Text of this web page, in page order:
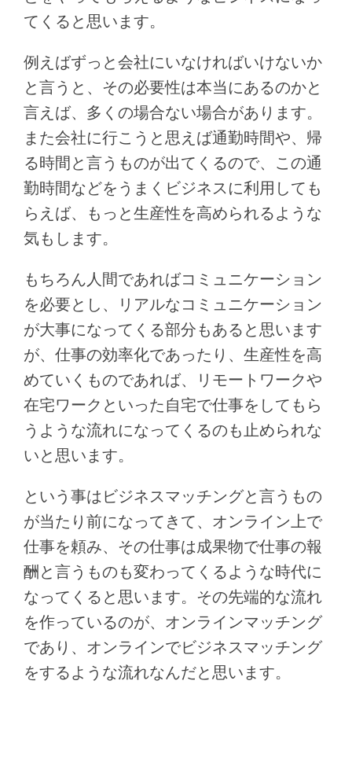
てくると思います。
例えばずっと会社にいなければいけないか
と言うと、その必要性は本当にあるのかと
言えば、多くの場合ない場合があります。
また会社に行こうと思えば通勤時間や、帰
る時間と言うものが出てくるので、この通
勤時間などをうまくビジネスに利用しても
らえば、もっと生産性を高められるような
気もします。
もちろん人間であればコミュニケーション
を必要とし、リアルなコミュニケーション
が大事になってくる部分もあると思います
が、仕事の効率化であったり、生産性を高
めていくものであれば、リモートワークや
在宅ワークといった自宅で仕事をしてもら
うような流れになってくるのも止められな
いと思います。
という事はビジネスマッチングと言うもの
が当たり前になってきて、オンライン上で
仕事を頼み、その仕事は成果物で仕事の報
酬と言うものも変わってくるような時代に
なってくると思います。その先端的な流れ
を作っているのが、オンラインマッチング
であり、オンラインでビジネスマッチング
をするような流れなんだと思います。